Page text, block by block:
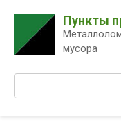
контенту
Пункты
мусора